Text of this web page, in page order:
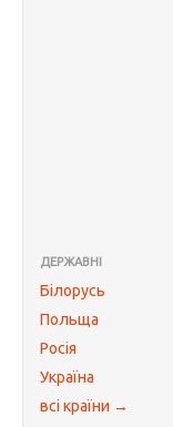
ДЕРЖАВНІ
Білорусь
Польща
Росія
Україна
всі країни →